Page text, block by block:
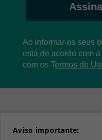
Ao informar os seus
está de acordo com a
com os Termos de
Aviso importante: